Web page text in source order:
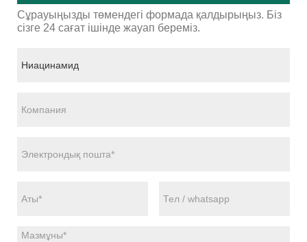
Сұрауыңызды төмендегі формада қалдырыңыз. Біз
сізге 24 сағат ішінде жауап береміз.